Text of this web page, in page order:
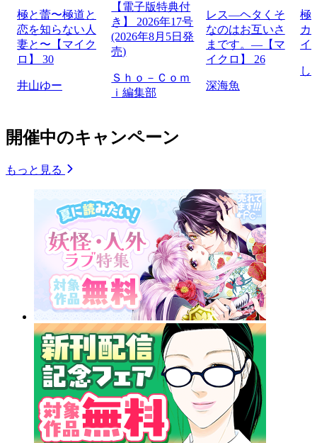
極と蕾〜極道と
恋を知らない人
妻と〜【マイク
ロ】 30
井山ゆー
【電子版特典付
き】 2026年17号
(2026年8月5日発
売)
Ｓｈｏ－Ｃｏｍ
ｉ編集部
レス―ヘタくそ
なのはお互いさ
まです。―【マ
イクロ】 26
深海魚
極
カ
イ
し
開催中のキャンペーン
もっと見る